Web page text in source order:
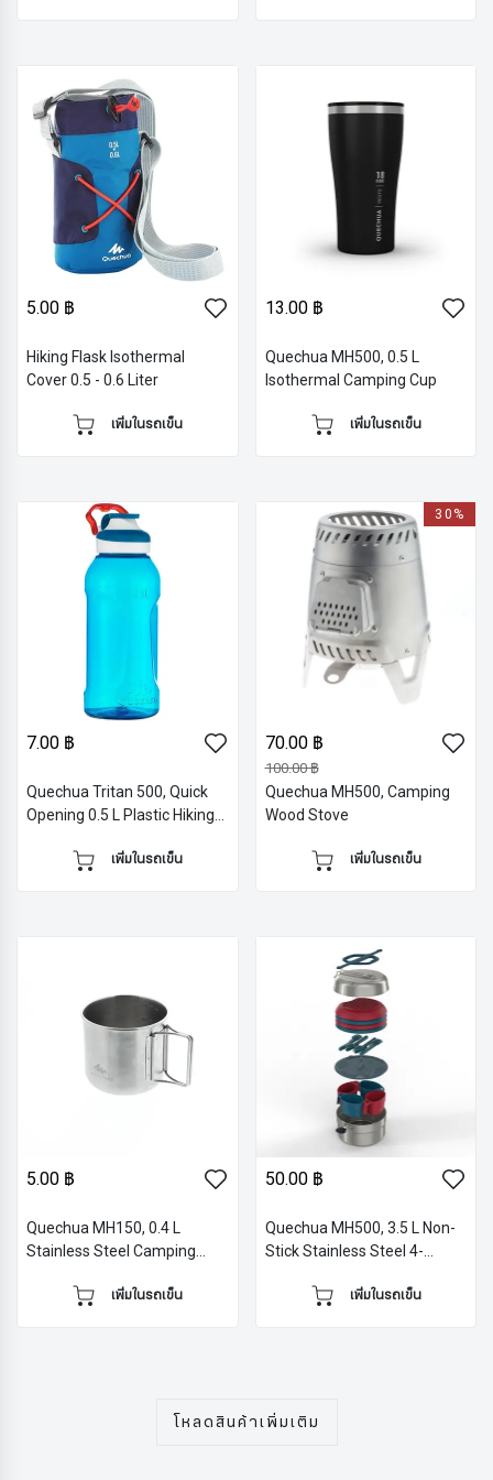
5.00 ฿
Hiking Flask Isothermal
Cover 0.5 - 0.6 Liter
เพิ่มในรถเข็น
13.00 ฿
Quechua MH500, 0.5 L
Isothermal Camping Cup
เพิ่มในรถเข็น
7.00 ฿
Quechua Tritan 500, Quick
Opening 0.5 L Plastic Hiking
เพิ่มในรถเข็น
30%
70.00 ฿
100.00 ฿
Quechua MH500, Camping
Wood Stove
เพิ่มในรถเข็น
5.00 ฿
Quechua MH150, 0.4 L
Stainless Steel Camping
เพิ่มในรถเข็น
50.00 ฿
Quechua MH500, 3.5 L Non-
Stick Stainless Steel 4-
เพิ่มในรถเข็น
โหลดสินค้าเพิ่มเติม